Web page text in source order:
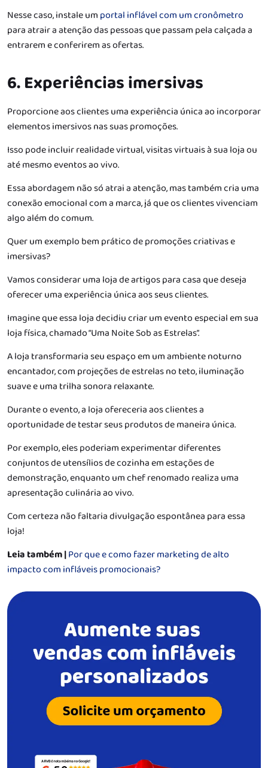
Nesse caso, instale um portal inflável com um cronômetro
para atrair a atenção das pessoas que passam pela calçada a
entrarem e conferirem as ofertas.
6. Experiências imersivas
Proporcione aos clientes uma experiência única ao incorporar
elementos imersivos nas suas promoções.
Isso pode incluir realidade virtual, visitas virtuais à sua loja ou
até mesmo eventos ao vivo.
Essa abordagem não só atrai a atenção, mas também cria uma
conexão emocional com a marca, já que os clientes vivenciam
algo além do comum.
Quer um exemplo bem prático de promoções criativas e
imersivas?
Vamos considerar uma loja de artigos para casa que deseja
oferecer uma experiência única aos seus clientes.
Imagine que essa loja decidiu criar um evento especial em sua
loja física, chamado “Uma Noite Sob as Estrelas”.
A loja transformaria seu espaço em um ambiente noturno
encantador, com projeções de estrelas no teto, iluminação
suave e uma trilha sonora relaxante.
Durante o evento, a loja ofereceria aos clientes a
oportunidade de testar seus produtos de maneira única.
Por exemplo, eles poderiam experimentar diferentes
conjuntos de utensílios de cozinha em estações de
demonstração, enquanto um chef renomado realiza uma
apresentação culinária ao vivo.
Com certeza não faltaria divulgação espontânea para essa
loja!
Leia também |Por que e como fazer marketing de alto
impacto com infláveis promocionais?